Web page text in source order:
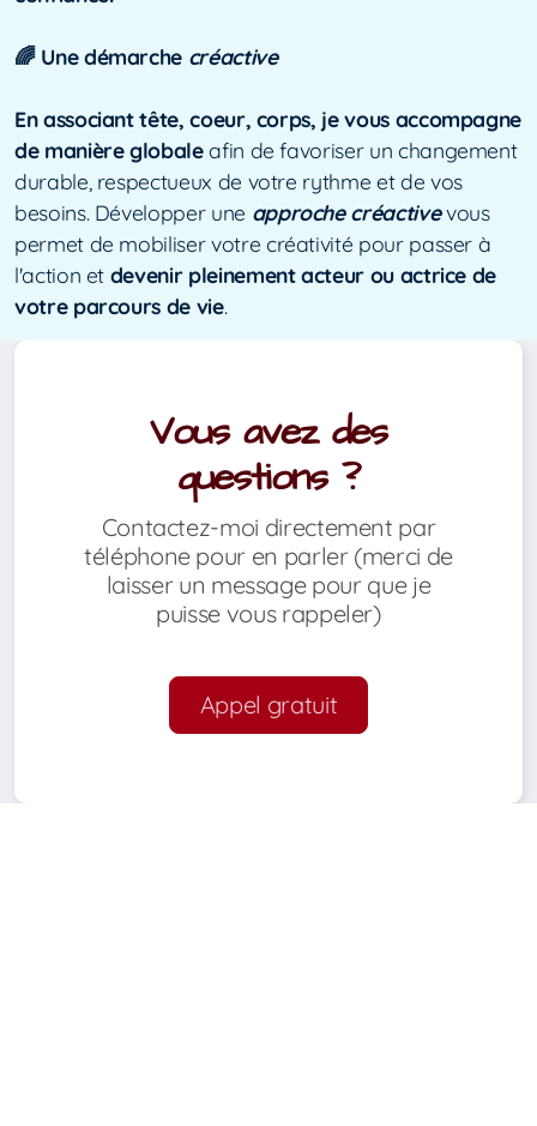
🌈 Une démarche créactive
En associant tête, coeur, corps, je vous accompagne
de manière globaleafin de favoriser un changement
durable, respectueux de votre rythme et de vos
besoins. Développer une approchecréactivevous
permet de mobiliser votre créativité pour passer à
l'action et devenir pleinement acteur ou actrice de
votre parcours de vie.
Vous avez des
questions ?
Contactez-moi directement par
téléphone pour en parler (merci de
laisser un message pour que je
puisse vous rappeler)
Appel gratuit